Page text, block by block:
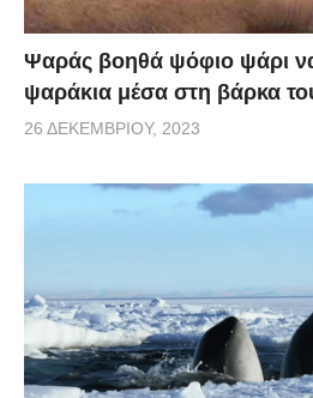
Ψαράς βοηθά ψόφιο ψάρι
ψαράκια μέσα στη βάρκα
26 ΔΕΚΕΜΒΡΊΟΥ, 2023